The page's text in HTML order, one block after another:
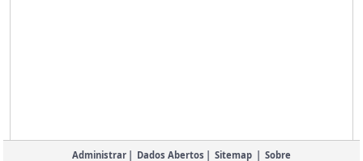
Administrar Dados Abertos Sitemap Sobre